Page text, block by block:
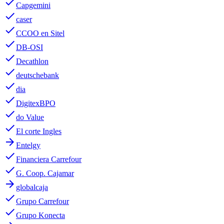
Capgemini
donecaser
doneCCOO en Sitel
doneDB-OSI
doneDecathlon
donedeutschebank
donedia
doneDigitexBPO
donedo Value
doneEl corte Ingles
arrow_forward Entelgy
doneFinanciera Carrefour
doneG. Coop. Cajamar
arrow_forward globalcaja
doneGrupo Carrefour
doneGrupo Konecta